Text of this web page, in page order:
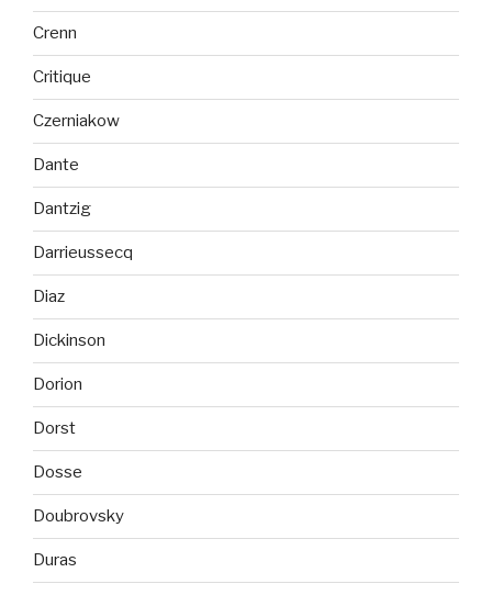
Crenn
Critique
Czerniakow
Dante
Dantzig
Darrieussecq
Diaz
Dickinson
Dorion
Dorst
Dosse
Doubrovsky
Duras